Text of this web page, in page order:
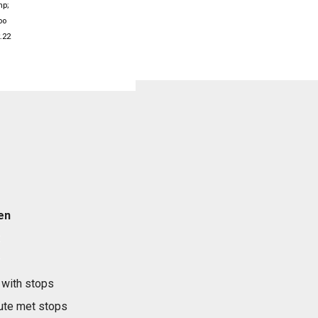
stops
met stops